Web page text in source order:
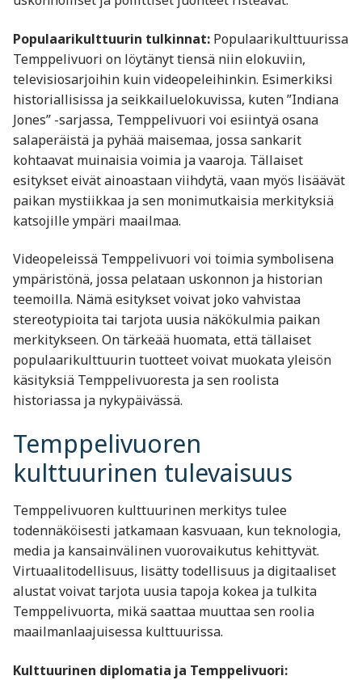
Populaarikulttuurin tulkinnat: Populaarikulttuurissa
Temppelivuori on löytänyt tiensä niin elokuviin,
televisiosarjoihin kuin videopeleihinkin. Esimerkiksi
historiallisissa ja seikkailuelokuvissa, kuten ”Indiana
Jones” -sarjassa, Temppelivuori voi esiintyä osana
salaperäistä ja pyhää maisemaa, jossa sankarit
kohtaavat muinaisia voimia ja vaaroja. Tällaiset
esitykset eivät ainoastaan viihdytä, vaan myös lisäävät
paikan mystiikkaa ja sen monimutkaisia merkityksiä
katsojille ympäri maailmaa.
Videopeleissä Temppelivuori voi toimia symbolisena
ympäristönä, jossa pelataan uskonnon ja historian
teemoilla. Nämä esitykset voivat joko vahvistaa
stereotypioita tai tarjota uusia näkökulmia paikan
merkitykseen. On tärkeää huomata, että tällaiset
populaarikulttuurin tuotteet voivat muokata yleisön
käsityksiä Temppelivuoresta ja sen roolista
historiassa ja nykypäivässä.
Temppelivuoren
kulttuurinen tulevaisuus
Temppelivuoren kulttuurinen merkitys tulee
todennäköisesti jatkamaan kasvuaan, kun teknologia,
media ja kansainvälinen vuorovaikutus kehittyvät.
Virtuaalitodellisuus, lisätty todellisuus ja digitaaliset
alustat voivat tarjota uusia tapoja kokea ja tulkita
Temppelivuorta, mikä saattaa muuttaa sen roolia
maailmanlaajuisessa kulttuurissa.
Kulttuurinen diplomatia ja Temppelivuori: